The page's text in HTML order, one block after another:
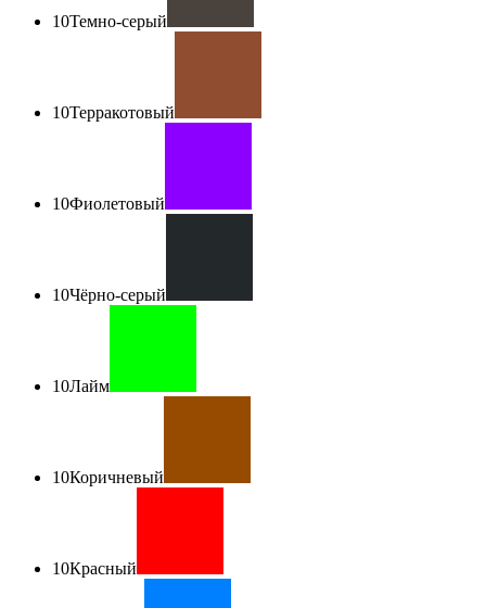
10Темно-серый
10Терракотовый
10Фиолетовый
10Чёрно-серый
10Лайм
10Коричневый
10Красный